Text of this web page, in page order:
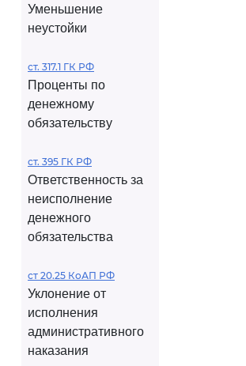
Уменьшение
неустойки
ст. 317.1 ГК РФ
Проценты по
денежному
обязательству
ст. 395 ГК РФ
Ответственность за
неисполнение
денежного
обязательства
ст 20.25 КоАП РФ
Уклонение от
исполнения
административного
наказания